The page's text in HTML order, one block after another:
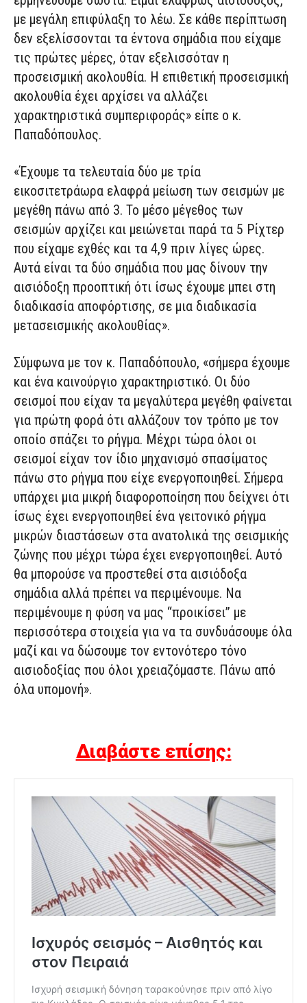
με μεγάλη επιφύλαξη το λέω. Σε κάθε περίπτωση
δεν εξελίσσονται τα έντονα σημάδια που είχαμε
τις πρώτες μέρες, όταν εξελισσόταν η
προσεισμική ακολουθία. Η επιθετική προσεισμική
ακολουθία έχει αρχίσει να αλλάζει
χαρακτηριστικά συμπεριφοράς» είπε ο κ.
Παπαδόπουλος.
«Έχουμε τα τελευταία δύο με τρία
εικοσιτετράωρα ελαφρά μείωση των σεισμών με
μεγέθη πάνω από 3. Το μέσο μέγεθος των
σεισμών αρχίζει και μειώνεται παρά τα 5 Ρίχτερ
που είχαμε εχθές και τα 4,9 πριν λίγες ώρες.
Αυτά είναι τα δύο σημάδια που μας δίνουν την
αισιόδοξη προοπτική ότι ίσως έχουμε μπει στη
διαδικασία αποφόρτισης, σε μια διαδικασία
μετασεισμικής ακολουθίας».
Σύμφωνα με τον κ. Παπαδόπουλο, «σήμερα έχουμε
και ένα καινούργιο χαρακτηριστικό. Οι δύο
σεισμοί που είχαν τα μεγαλύτερα μεγέθη φαίνεται
για πρώτη φορά ότι αλλάζουν τον τρόπο με τον
οποίο σπάζει το ρήγμα. Μέχρι τώρα όλοι οι
σεισμοί είχαν τον ίδιο μηχανισμό σπασίματος
πάνω στο ρήγμα που είχε ενεργοποιηθεί. Σήμερα
υπάρχει μια μικρή διαφοροποίηση που δείχνει ότι
ίσως έχει ενεργοποιηθεί ένα γειτονικό ρήγμα
μικρών διαστάσεων στα ανατολικά της σεισμικής
ζώνης που μέχρι τώρα έχει ενεργοποιηθεί. Αυτό
θα μπορούσε να προστεθεί στα αισιόδοξα
σημάδια αλλά πρέπει να περιμένουμε. Να
περιμένουμε η φύση να μας “προικίσει” με
περισσότερα στοιχεία για να τα συνδυάσουμε όλα
μαζί και να δώσουμε τον εντονότερο τόνο
αισιοδοξίας που όλοι χρειαζόμαστε. Πάνω από
όλα υπομονή».
Διαβάστε επίσης: